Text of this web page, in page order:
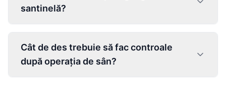
santinelă?
Cât de des trebuie să fac controale
după operația de sân?